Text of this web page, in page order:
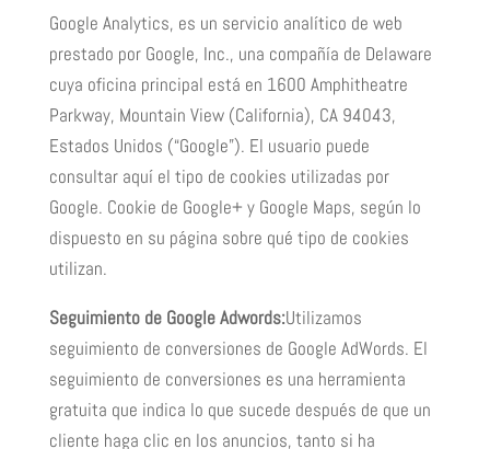
Google Analytics, es un servicio analítico de web
prestado por Google, Inc., una compañía de Delaware
cuya oficina principal está en 1600 Amphitheatre
Parkway, Mountain View (California), CA 94043,
Estados Unidos (“Google”). El usuario puede
consultar aquí el tipo de cookies utilizadas por
Google. Cookie de Google+ y Google Maps, según lo
dispuesto en su página sobre qué tipo de cookies
utilizan.
Seguimiento de Google Adwords:Utilizamos
seguimiento de conversiones de Google AdWords. El
seguimiento de conversiones es una herramienta
gratuita que indica lo que sucede después de que un
cliente haga clic en los anuncios, tanto si ha